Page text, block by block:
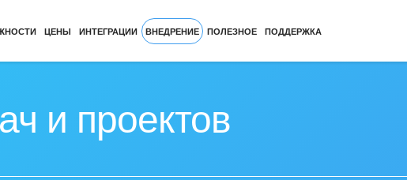
ЦЕНЫ ИНТЕГРАЦИИ ВНЕДРЕНИЕ ПОЛЕЗНОЕ ПОДДЕРЖКА
и проектов